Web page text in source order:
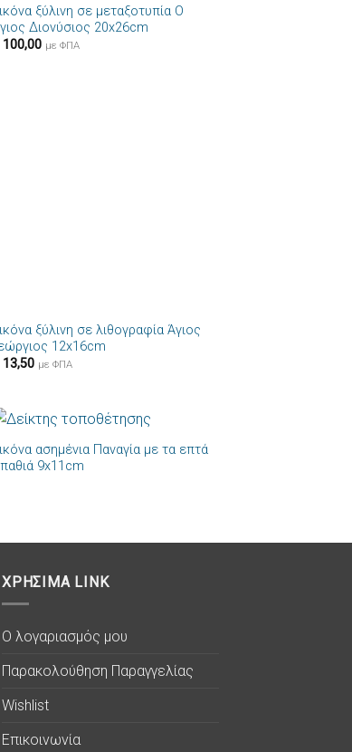
Πρόσθήκη
ξύλινη σε μεταξοτυπία Ο
Διονύσιος 20x26cm
με ΦΠΑ
Πρόσθήκη
ξύλινη σε λιθογραφία Άγιος
12x16cm
με ΦΠΑ
Πρόσθήκη
ασημένια Παναγία με τα επτά
9x11cm
ΧΡΗΣΙΜΑ LINK
Ο λογαριασμός μου
Παρακολούθηση Παραγγελίας
Wishlist
Επικοινωνία